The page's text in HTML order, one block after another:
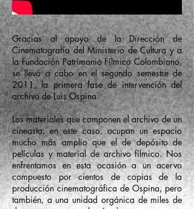
Gracias al apoyo de la Dirección de
Cinematografía del Ministerio de Cultura y a
la Fundación Patrimonio Fílmico Colombiano,
se llevó a cabo en el segundo semestre de
2011, la primera fase de intervención del
archivo de Luis Ospina.
Los materiales que componen el archivo de un
cineasta, en este caso, ocupan un espacio
mucho más amplio que el de depósito de
películas y material de archivo fílmico. Nos
enfrentamos en esta ocasión a un acervo
compuesto por cientos de copias de la
producción cinematográfica de Ospina, pero
también, a una unidad orgánica de miles de